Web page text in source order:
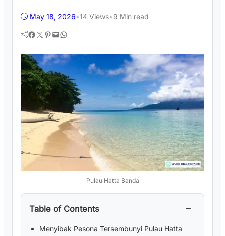
May 18, 2026•14 Views•9 Min read
Facebook Twitter Pinterest Mail WhatsApp
Pulau Hatta Banda
Table of Contents −
Menyibak Pesona Tersembunyi Pulau Hatta